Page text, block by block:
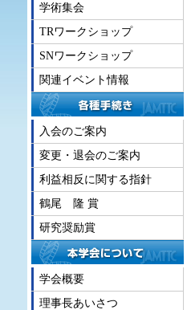
学術集会
TRワークショップ
SNワークショップ
関連イベント情報
入会のご案内
変更・退会のご案内
利益相反に関する指針
鶴尾 隆 賞
研究奨励賞
学会概要
理事長あいさつ